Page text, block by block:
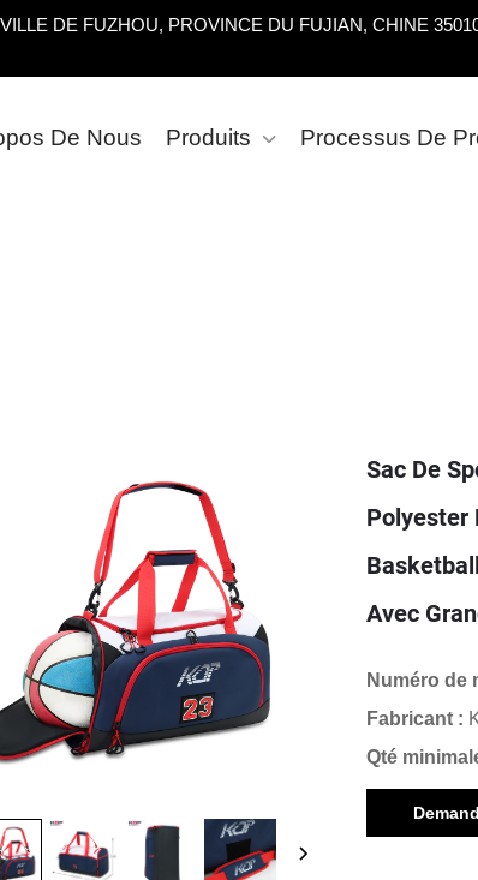
DE FUZHOU, PROVINCE DU FUJIAN, CHINE
De Nous Produits Processus De
Sac De
Polyester
Avec
Numéro de
Fabricant :
Qté